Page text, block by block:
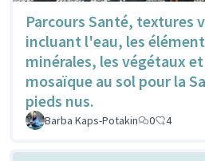
Parcours Santé, textures
incluant l'eau, les
minérales, les végétaux
mosaïque au sol pour la
pieds nus.
Barba Kaps-Potakin 0 4